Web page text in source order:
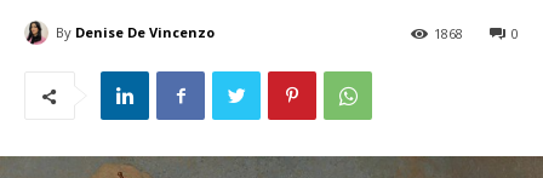
By Denise De Vincenzo 0
1868